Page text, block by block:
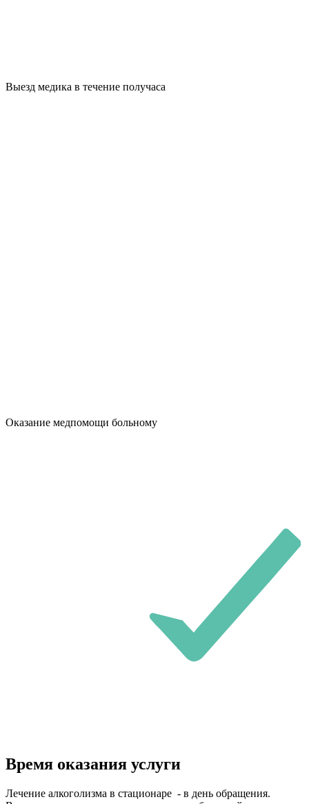
Выезд медика в течение получаса
Оказание медпомощи больному
Время оказания услуги
Лечение алкоголизма в стационаре - в день обращения.